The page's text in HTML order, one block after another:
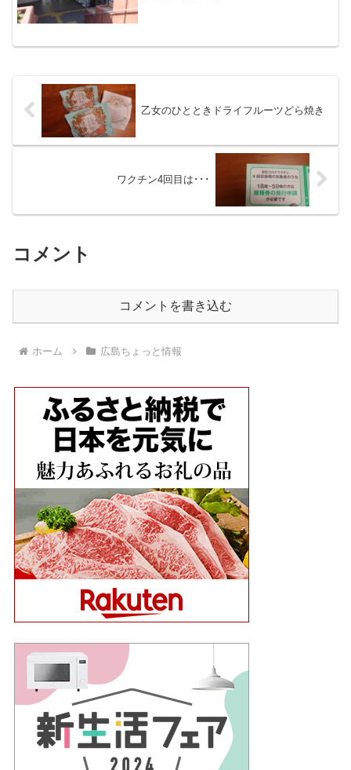
乙女のひとときドライフルーツどら焼き
ワクチン4回目は･･･
コメント
コメントを書き込む
ホーム 広島ちょっと情報